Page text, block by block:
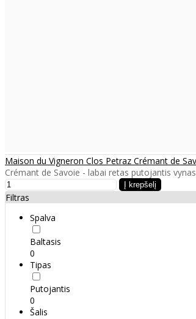
Maison du Vigneron Clos Petraz Crémant de
Crémant de Savoie - labai retas putojantis
Filtras
Spalva
Baltasis
0
Tipas
Putojantis
0
Šalis